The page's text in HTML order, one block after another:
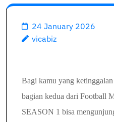
24 January 2026
vicabiz
Bagi kamu yang
bagian kedua dari Football
SEASON 1 bisa